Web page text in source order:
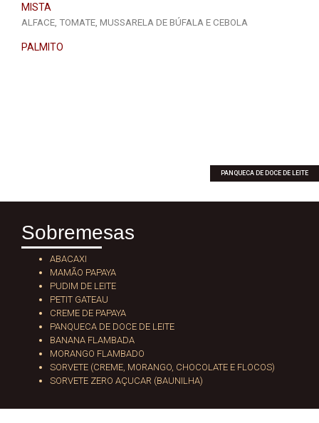
MISTA
ALFACE, TOMATE, MUSSARELA DE BÚFALA E CEBOLA
PALMITO
Sobremesas
ABACAXI
MAMÃO PAPAYA
PUDIM DE LEITE
PETIT GATEAU
CREME DE PAPAYA
PANQUECA DE DOCE DE LEITE
BANANA FLAMBADA
MORANGO FLAMBADO
SORVETE (CREME, MORANGO, CHOCOLATE E FLOCOS)
SORVETE ZERO AÇUCAR (BAUNILHA)
PANQUECA DE DOCE DE LEITE